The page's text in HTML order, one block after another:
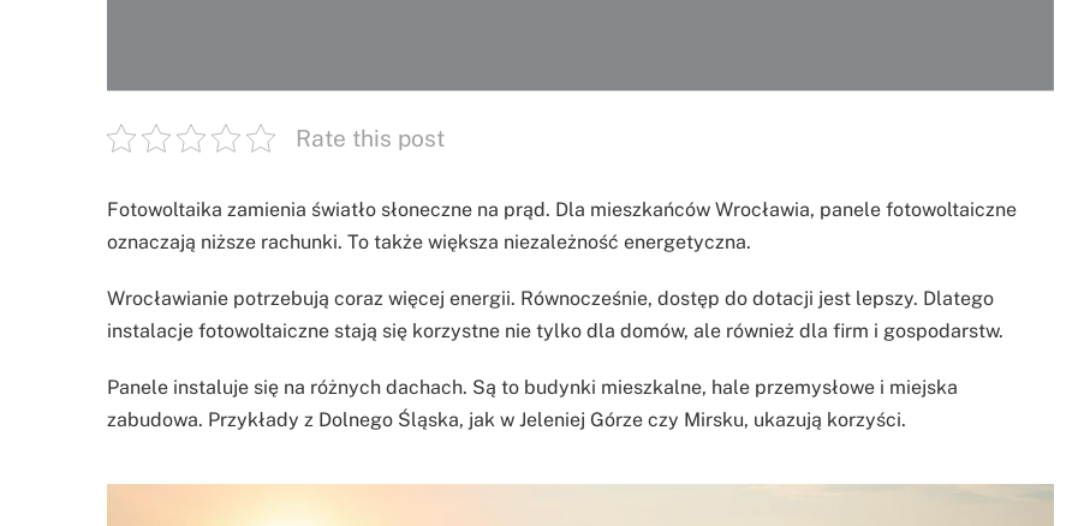
Rate this post
Fotowoltaika zamienia światło słoneczne na prąd. Dla mieszkańców Wrocławia, panele fotowoltaiczne
oznaczają niższe rachunki. To także większa niezależność energetyczna.
Wrocławianie potrzebują coraz więcej energii. Równocześnie, dostęp do dotacji jest lepszy. Dlatego
instalacje fotowoltaiczne stają się korzystne nie tylko dla domów, ale również dla firm i gospodarstw.
Panele instaluje się na różnych dachach. Są to budynki mieszkalne, hale przemysłowe i miejska
zabudowa. Przykłady z Dolnego Śląska, jak w Jeleniej Górze czy Mirsku, ukazują korzyści.